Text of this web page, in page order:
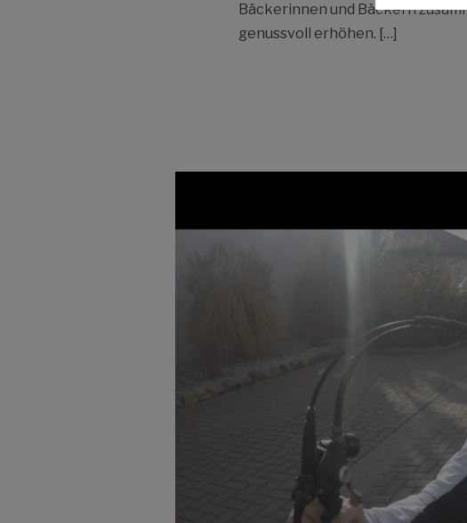
Bäckerinnen und Bäckern
genussvoll erhöhen. […]